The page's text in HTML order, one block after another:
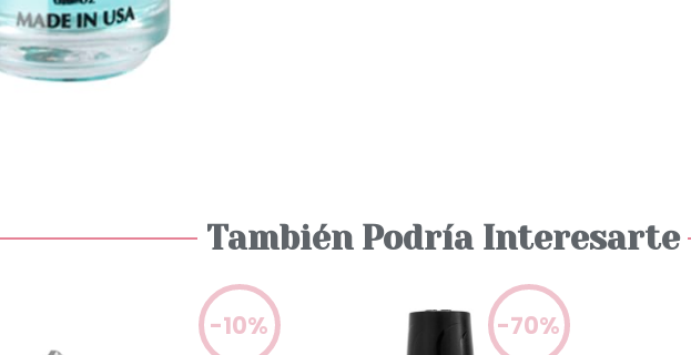
También Podría Interesarte
-10% -70%